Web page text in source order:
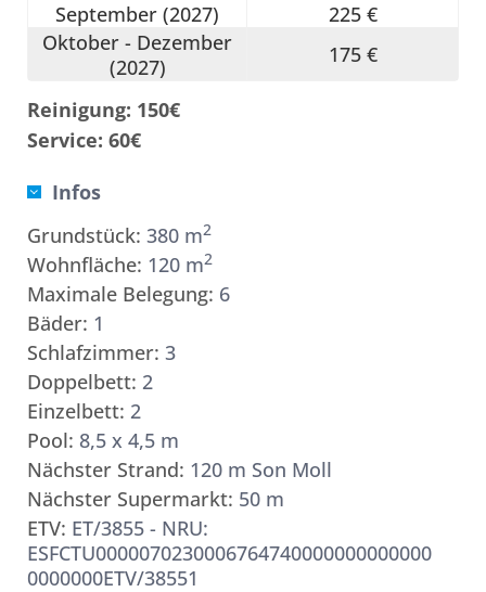
September (2027)
225 €
Oktober - Dezember
(2027)
175 €
Reinigung: 150€
Service: 60€
Infos
Grundstück: 380 m2
Schlafzimmer: 3
Bäder: 1
Wohnfläche: 120 m2
Maximale Belegung: 6
Doppelbett: 2
Einzelbett: 2
Pool: 8,5 x 4,5 m
Nächster Strand: 120 m Son Moll
Nächster Supermarkt: 50 m
ETV: ET/3855 - NRU:
ESFCTU0000070230006764740000000000000
0000000ETV/38551